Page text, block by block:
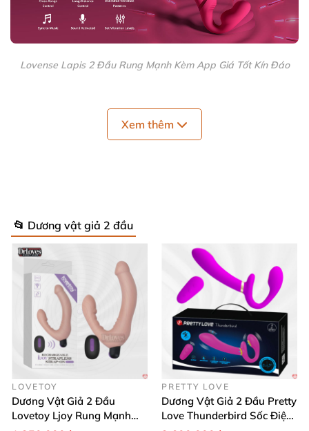
Lovense Lapis 2 Đầu Rung Mạnh Kèm App Giá Tốt Kín Đáo
Lovense Lapis 2 Đầu Rung Mạnh Kèm App Giá Tốt Kín Đáo
Lovesen Lapis (7)
📏 Thông Số Kỹ Thuật Nổi Bật – Chính
Xác, Chi Tiết! ⚡
Xem thêm
📂 Dương vật giả 2 đầu
LOVETOY
Dương Vật Giả 2 Đầu
Lovetoy Ljoy Rung Mạnh
PRETTY LOVE
Dương Vật Giả 2 Đầu Pretty
Love Thunderbird Sốc Điện